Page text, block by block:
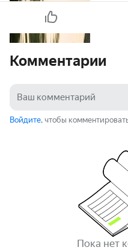
Комментарии
Войдите, чтобы
Пока нет